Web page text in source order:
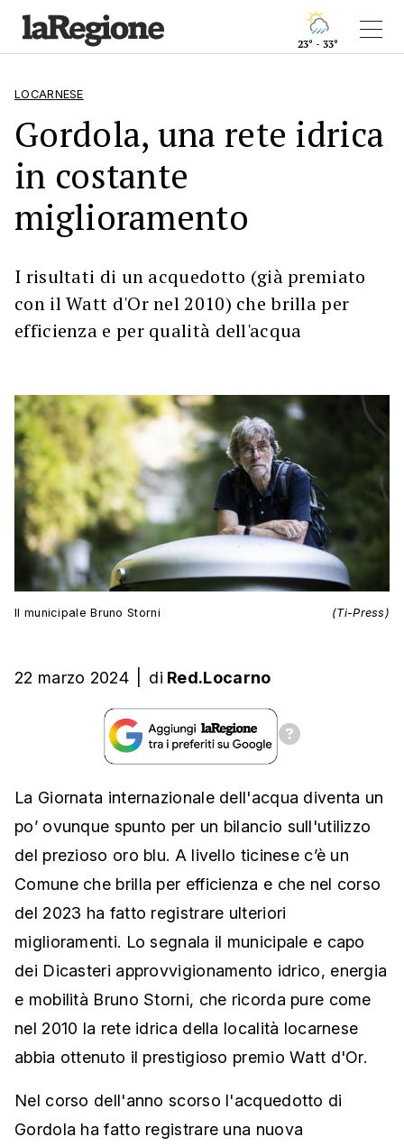
23° - 33°
LOCARNESE
Gordola, una rete idrica
in costante
miglioramento
I risultati di un acquedotto (già premiato
con il Watt d'Or nel 2010) che brilla per
efficienza e per qualità dell'acqua
Il municipale Bruno Storni (Ti-Press)
22 marzo 2024 di Red.Locarno
La Giornata internazionale dell'acqua diventa un
po’ ovunque spunto per un bilancio sull'utilizzo
del prezioso oro blu. A livello ticinese c’è un
Comune che brilla per efficienza e che nel corso
del 2023 ha fatto registrare ulteriori
miglioramenti. Lo segnala il municipale e capo
dei Dicasteri approvvigionamento idrico, energia
e mobilità Bruno Storni, che ricorda pure come
nel 2010 la rete idrica della località locarnese
abbia ottenuto il prestigioso premio Watt d'Or.
Nel corso dell'anno scorso l'acquedotto di
Gordola ha fatto registrare una nuova